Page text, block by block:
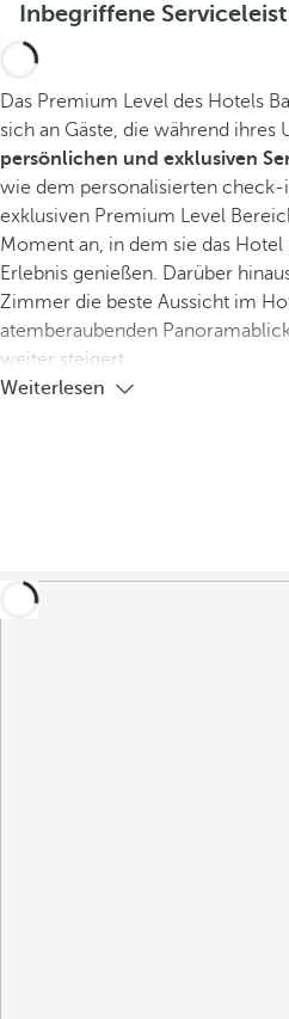
Inbegriffene
Das Premium Level des Hotels
sich an Gäste, die während ihres
persönlichen und exklusiven
wie dem personalisierten
exklusiven Premium Level
Moment an, in dem sie das
Erlebnis genießen. Darüber
Zimmer die beste Aussicht im
atemberaubenden
weiter steigert.
Weiterlesen